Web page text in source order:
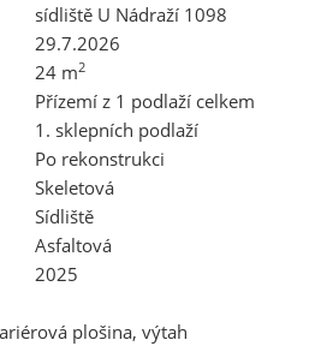
sídliště U Nádraží 1098
29.7.2026
24 m2
Přízemí z 1 podlaží celkem
1. sklepních podlaží
Po rekonstrukci
Skeletová
Sídliště
Asfaltová
2025
plošina, výtah